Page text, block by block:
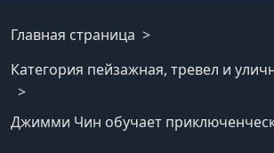
Главная страница
Категория пейзажная, тревел и
Джимми Чин обучает